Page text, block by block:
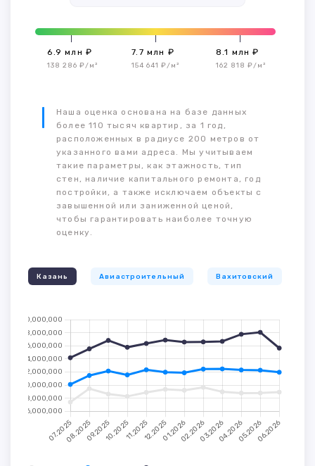
6.9 млн ₽
138 286 ₽/м²
7.7 млн ₽
154 641 ₽/м²
8.1 млн ₽
162 818 ₽/м²
Наша оценка основана на базе данных
более 110 тысяч квартир, за 1 год,
расположенных в радиусе 200 метров от
указанного вами адреса. Мы учитываем
такие параметры, как этажность, тип
стен, наличие капитального ремонта, год
постройки, а также исключаем объекты с
завышенной или заниженной ценой,
чтобы гарантировать наиболее точную
оценку.
Казань Авиастроительный Вахитовский